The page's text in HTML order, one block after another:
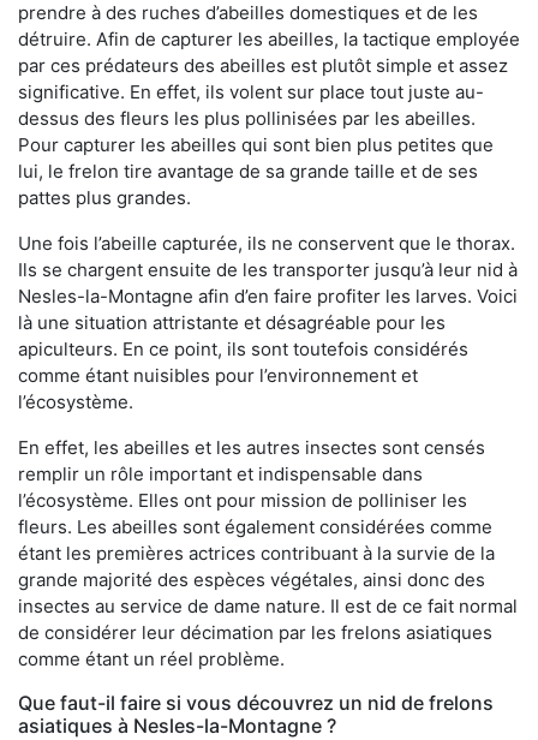
prendre à des ruches d’abeilles domestiques et de les
détruire. Afin de capturer les abeilles, la tactique employée
par ces prédateurs des abeilles est plutôt simple et assez
significative. En effet, ils volent sur place tout juste au-
dessus des fleurs les plus pollinisées par les abeilles.
Pour capturer les abeilles qui sont bien plus petites que
lui, le frelon tire avantage de sa grande taille et de ses
pattes plus grandes.
Une fois l’abeille capturée, ils ne conservent que le thorax.
Ils se chargent ensuite de les transporter jusqu’à leur nid à
Nesles-la-Montagne afin d’en faire profiter les larves. Voici
là une situation attristante et désagréable pour les
apiculteurs. En ce point, ils sont toutefois considérés
comme étant nuisibles pour l’environnement et
l’écosystème.
En effet, les abeilles et les autres insectes sont censés
remplir un rôle important et indispensable dans
l’écosystème. Elles ont pour mission de polliniser les
fleurs. Les abeilles sont également considérées comme
étant les premières actrices contribuant à la survie de la
grande majorité des espèces végétales, ainsi donc des
insectes au service de dame nature. Il est de ce fait normal
de considérer leur décimation par les frelons asiatiques
comme étant un réel problème.
Que faut-il faire si vous découvrez un nid de frelons
asiatiques à Nesles-la-Montagne ?